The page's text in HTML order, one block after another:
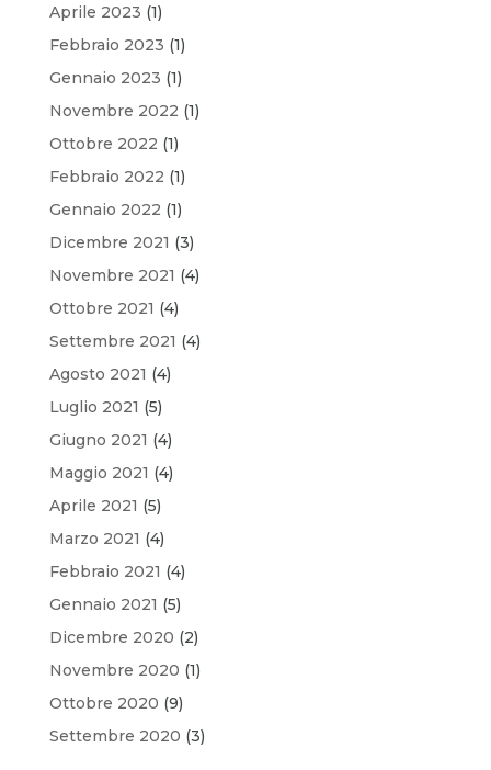
Aprile 2023 (1)
Febbraio 2023 (1)
Gennaio 2023 (1)
Novembre 2022 (1)
Ottobre 2022 (1)
Febbraio 2022 (1)
Gennaio 2022 (1)
Dicembre 2021 (3)
Novembre 2021 (4)
Ottobre 2021 (4)
Settembre 2021 (4)
Agosto 2021 (4)
Luglio 2021 (5)
Giugno 2021 (4)
Maggio 2021 (4)
Aprile 2021 (5)
Marzo 2021 (4)
Febbraio 2021 (4)
Gennaio 2021 (5)
Dicembre 2020 (2)
Novembre 2020 (1)
Ottobre 2020 (9)
Settembre 2020 (3)